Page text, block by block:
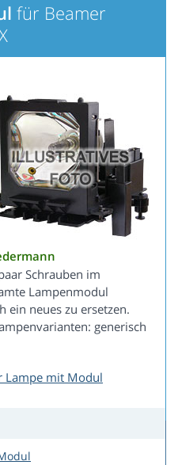
für Beamer
Schrauben im
Lampenmodul
ein neues zu ersetzen.
generisch
Lampe mit Modul